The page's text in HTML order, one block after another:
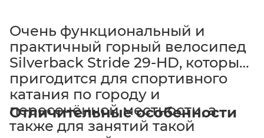
Очень функциональный и
практичный горный велосипед
Silverback Stride 29-HD, который
пригодится для спортивного
катания по городу и
пересечённой местности, а
также для занятий такой
Отличительные особенности